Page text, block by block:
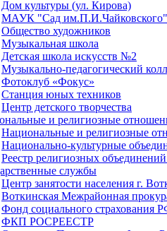
Дом культуры (ул. Кирова)
МАУК "Сад им.П.И.Чайковского"
Общество художников
Музыкальная школа
Детская школа искусств №2
Музыкально-педагогический
Фотоклуб «Фокус»
Станция юных техников
Центр детского творчества
и религиозные
Национальные и религиозные
Национально-культурные
Реестр религиозных
службы
Центр занятости населения г.
Воткинская Межрайонная
Фонд социального страхования
ФКП РОСРЕЕСТР